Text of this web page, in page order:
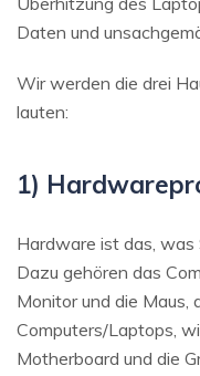
Daten und
Wir werden die drei
lauten:
1)
Hardware ist das, was
Dazu gehören das
Monitor und die Maus,
Computers/Laptops,
Motherboard und die